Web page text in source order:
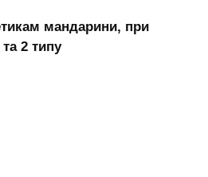
мандарини, при
2 типу